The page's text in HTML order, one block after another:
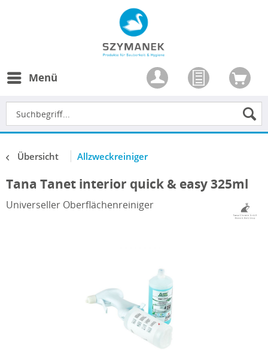
Menü
Übersicht Allzweckreiniger
Tana Tanet interior quick & easy 325ml
Universeller Oberflächenreiniger